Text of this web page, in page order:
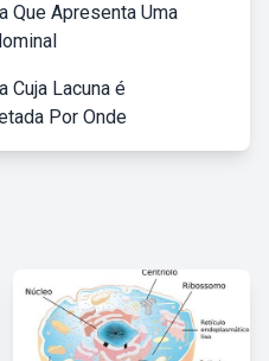
Que Apresenta Uma
Cuja Lacuna é
Por Onde